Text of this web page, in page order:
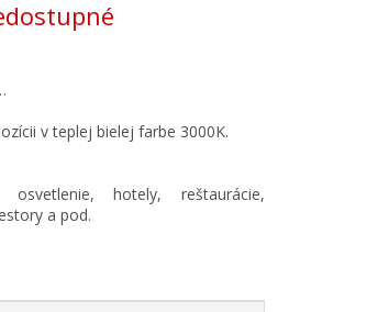
v teplej bielej farbe 3000K.
hotely, reštaurácie,
a pod.